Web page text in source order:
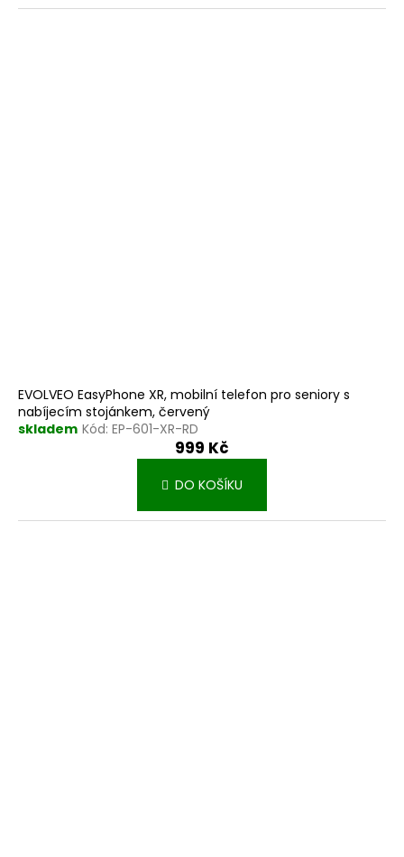
EVOLVEO EasyPhone XR, mobilní telefon pro seniory s
nabíjecím stojánkem, červený
skladem Kód: EP-601-XR-RD
999 Kč
DO KOŠÍKU